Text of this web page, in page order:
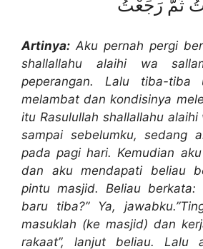
ثُمَّ رَجَعْتُ
Artinya: Aku pernah pergi
shallallahu alaihi wa
peperangan. Lalu tiba-tiba
melambat dan kondisinya
itu Rasulullah shallallahu
sampai sebelumku, sedang
pada pagi hari. Kemudian
dan aku mendapati beliau
pintu masjid. Beliau berkata:
baru tiba?” Ya,
masuklah (ke masjid) dan
rakaat”, lanjut beliau. Lalu